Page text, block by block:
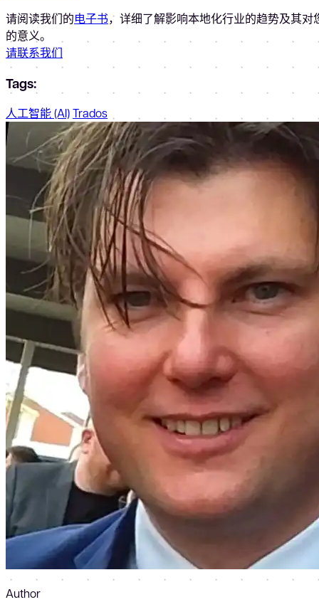
请阅读我们的电子书，详细了解影响本地化行业的趋势及其对
的意义。
请联系我们
Tags:
人工智能 (AI)Trados
Author